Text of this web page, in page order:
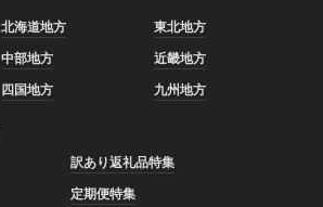
北海道地方
東北地方
中部地方
近畿地方
四国地方 九州地方
訳あり返礼品特集
定期便特集